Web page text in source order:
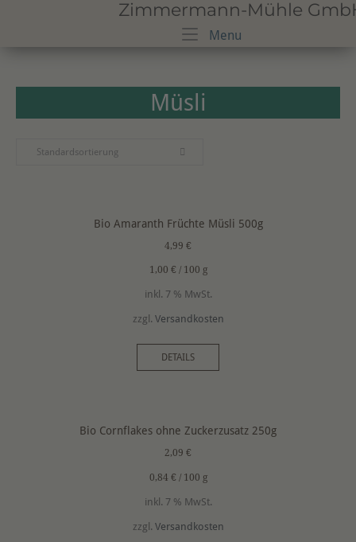
content
Zimmermann-Mühle
Menu
Müsli
Standardsortierung
Bio Amaranth Früchte Müsli 500g
4,99 €
1,00 € / 100 g
inkl. 7 % MwSt.
zzgl. Versandkosten
DETAILS
Bio Cornflakes ohne Zuckerzusatz 250g
2,09 €
0,84 € / 100 g
inkl. 7 % MwSt.
zzgl. Versandkosten